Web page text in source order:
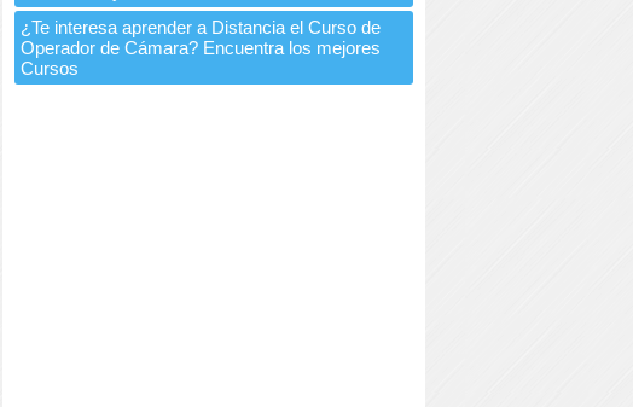
¿Te interesa aprender a Distancia el Curso de
Operador de Cámara? Encuentra los mejores
Cursos